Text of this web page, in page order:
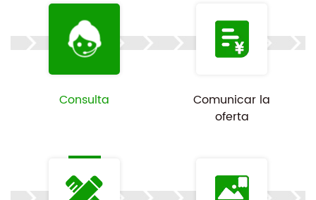
Consulta
Comunicar la
oferta